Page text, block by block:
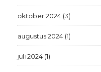
oktober 2024 (3)
augustus 2024 (1)
juli 2024 (1)